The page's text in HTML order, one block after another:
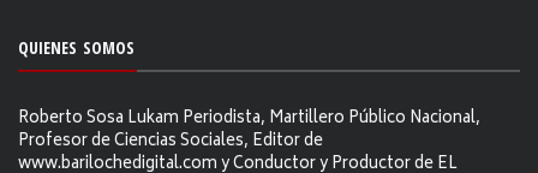
QUIENES SOMOS
Roberto Sosa Lukam Periodista, Martillero Público Nacional,
Profesor de Ciencias Sociales, Editor de
www.barilochedigital.com y Conductor y Productor de EL